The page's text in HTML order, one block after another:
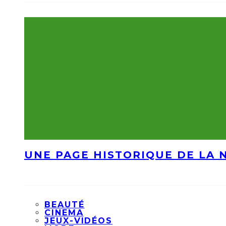
UNE PAGE HISTORIQUE DE LA
BEAUTÉ
CINEMA
JEUX-VIDÉOS